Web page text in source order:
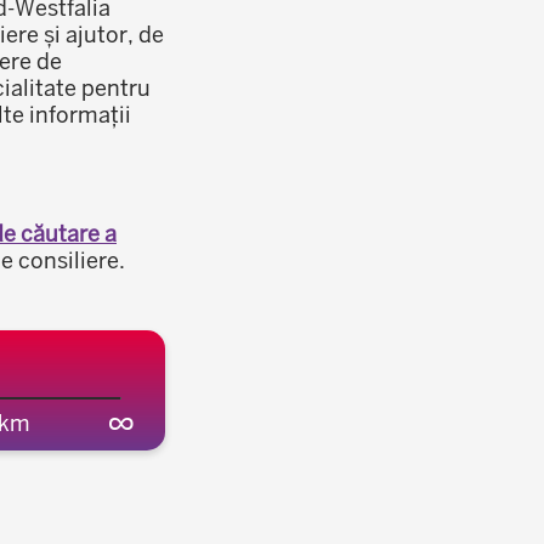
Westfalia
și ajutor, de
de
pentru
informații
căutare a
consiliere.
∞